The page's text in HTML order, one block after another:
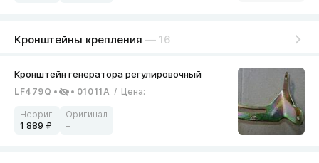
Кронштейны крепления — 16
LF479Q 01011A / Цена:
1 889 –